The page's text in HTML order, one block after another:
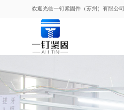
欢迎光临一钉紧固件（苏州）有限公司